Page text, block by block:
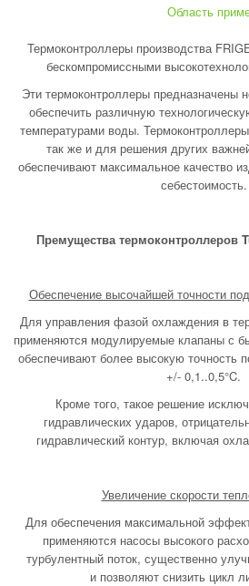
Область
Термоконтроллеры производства
бескомпромиссными
Эти термоконтроллеры предназначены
обеспечить различную
температурами воды.
так же и для решения других
обеспечивают максимальное качество
себестоимость.
Премущества термоконтроллеров
Обеспечение высочайшей точности
Для управления фазой охлаждения в
применяются модулируемые клапаны с
обеспечивают более высокую точность
+/- 0,1..0,5°C.
Кроме того, такое решение
гидравлических ударов,
гидравлический контур, включая
Увеличение скорости
Для обеспечения максимальной
применяются насосы высокого
турбулентный поток, существенно
и позволяют снизить цикл